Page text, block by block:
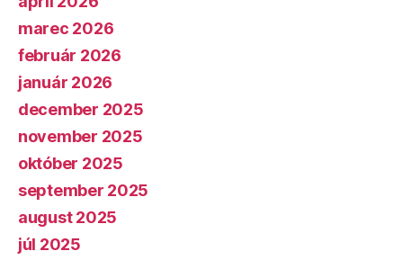
marec 2026
február 2026
január 2026
december 2025
november 2025
október 2025
september 2025
august 2025
júl 2025